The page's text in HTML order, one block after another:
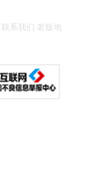
联系我们
老版地